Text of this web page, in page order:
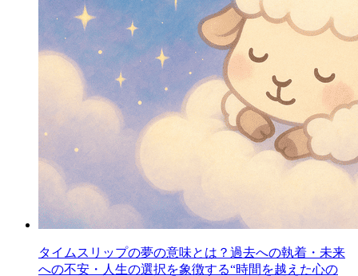
タイムスリップの夢の意味とは？過去への執着・未来
への不安・人生の選択を象徴する“時間を越えた心の